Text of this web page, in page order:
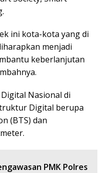
ini kota-kota yang di
menjadi
keberlanjutan
Nasional di
Digital berupa
(BTS) dan
PMK Polres